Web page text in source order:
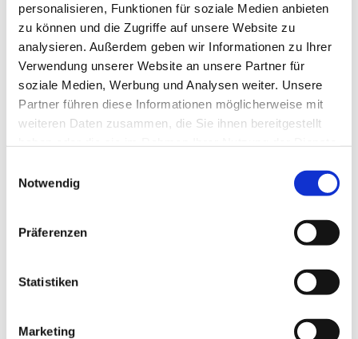
personalisieren, Funktionen für soziale Medien anbieten
zu können und die Zugriffe auf unsere Website zu
analysieren. Außerdem geben wir Informationen zu Ihrer
Verwendung unserer Website an unsere Partner für
soziale Medien, Werbung und Analysen weiter. Unsere
Partner führen diese Informationen möglicherweise mit
weiteren Daten zusammen, die Sie ihnen bereitgestellt
Notwendig
Präferenzen
Statistiken
Marketing